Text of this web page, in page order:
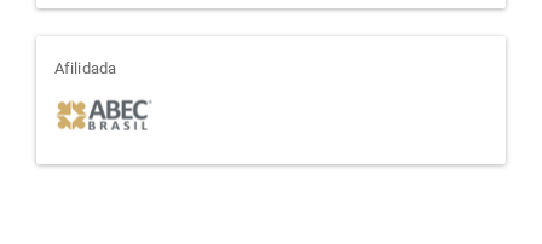
afiliada
Afilidada